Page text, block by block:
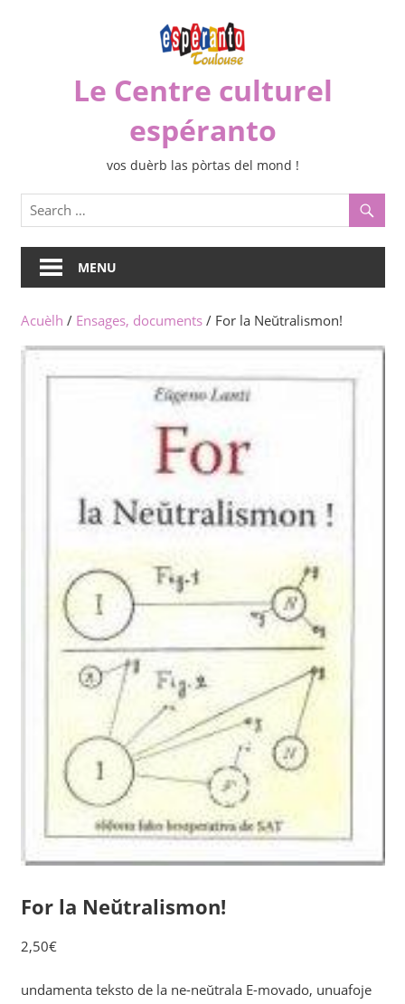
Le Centre culturel
espéranto
vos duèrb las pòrtas del mond !
MENU
Acuèlh / Ensages, documents/ For la Neŭtralismon!
For la Neŭtralismon!
2,50€
undamenta teksto de la ne-neŭtrala E-movado, unuafoje